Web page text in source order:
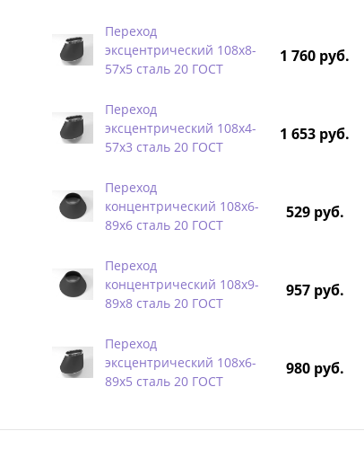
Переход
эксцентрический 108х8-
57х5 сталь 20 ГОСТ
1 760 руб.
Переход
эксцентрический 108х4-
57х3 сталь 20 ГОСТ
1 653 руб.
Переход
концентрический 108х6-
89х6 сталь 20 ГОСТ
529 руб.
Переход
концентрический 108х9-
89х8 сталь 20 ГОСТ
957 руб.
Переход
эксцентрический 108х6-
89х5 сталь 20 ГОСТ
980 руб.